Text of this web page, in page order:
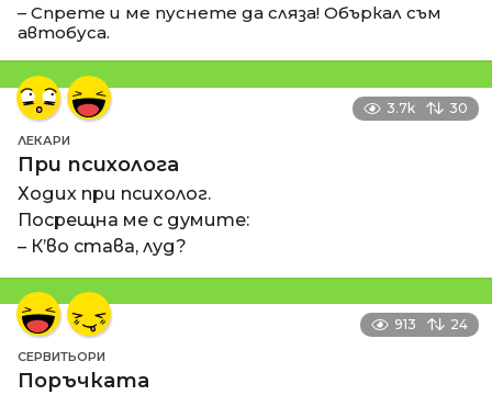
– Спрете и ме пуснете да сляза! Объркал съм
автобуса.
3.7k 30
ЛЕКАРИ
При психолога
Ходих при психолог.
Посрещна ме с думите:
– К’во става, луд?
913 24
СЕРВИТЬОРИ
Поръчката